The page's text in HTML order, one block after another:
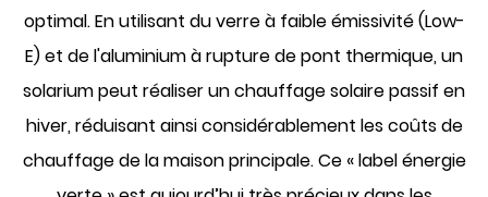
optimal. En utilisant du verre à faible émissivité (Low-
E) et de l'aluminium à rupture de pont thermique, un
solarium peut réaliser un chauffage solaire passif en
hiver, réduisant ainsi considérablement les coûts de
chauffage de la maison principale. Ce « label énergie